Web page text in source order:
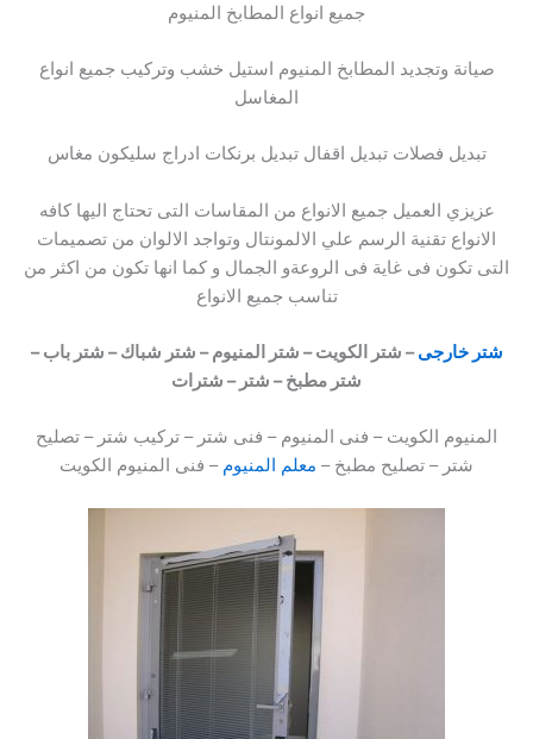
جميع انواع المطابخ المنيوم
صيانة وتجديد المطابخ المنيوم استيل خشب وتركيب جميع انواع
المغاسل
تبديل فصلات تبديل اقفال تبديل برنكات ادراج سليكون مغاس
عزيزي العميل جميع الانواع من المقاسات التى تحتاج اليها كافه
الانواع تقنية الرسم علي الالمونتال وتواجد الالوان من تصميمات
التى تكون فى غاية فى الروعةو الجمال و كما انها تكون من اكثر من
تناسب جميع الانواع
شتر خارجى– شتر الكويت – شتر المنيوم – شتر شباك– شتر باب –
شتر مطبخ – شتر – شترات
المنيوم الكويت – فنى المنيوم – فنى شتر – تركيب شتر – تصليح
شتر – تصليح مطبخ – معلم المنيوم – فنى المنيوم الكويت